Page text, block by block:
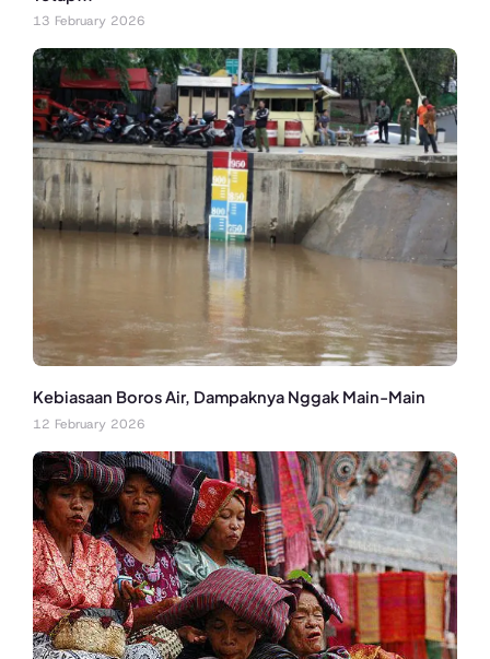
13 February 2026
Kebiasaan Boros Air, Dampaknya Nggak Main-Main
12 February 2026